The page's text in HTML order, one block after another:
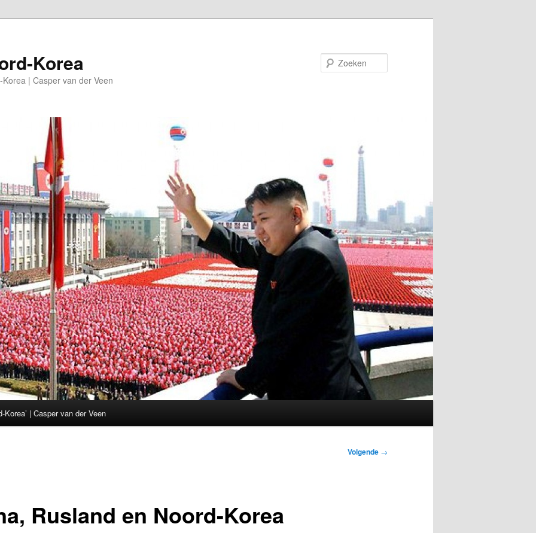
Korea
| Casper van der Veen
Korea’ | Casper van der Veen
Volgende →
Rusland en Noord-Korea